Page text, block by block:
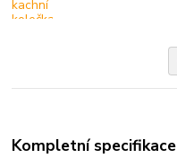
Kompletní specifikace